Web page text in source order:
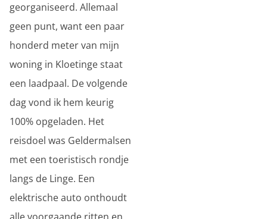
georganiseerd. Allemaal
geen punt, want een paar
honderd meter van mijn
woning in Kloetinge staat
een laadpaal. De volgende
dag vond ik hem keurig
100% opgeladen. Het
reisdoel was Geldermalsen
met een toeristisch rondje
langs de Linge. Een
elektrische auto onthoudt